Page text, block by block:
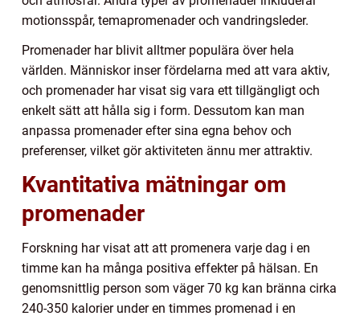
motionsspår, temapromenader och vandringsleder.
Promenader har blivit alltmer populära över hela
världen. Människor inser fördelarna med att vara aktiv,
och promenader har visat sig vara ett tillgängligt och
enkelt sätt att hålla sig i form. Dessutom kan man
anpassa promenader efter sina egna behov och
preferenser, vilket gör aktiviteten ännu mer attraktiv.
Kvantitativa mätningar om
promenader
Forskning har visat att att promenera varje dag i en
timme kan ha många positiva effekter på hälsan. En
genomsnittlig person som väger 70 kg kan bränna cirka
240-350 kalorier under en timmes promenad i en